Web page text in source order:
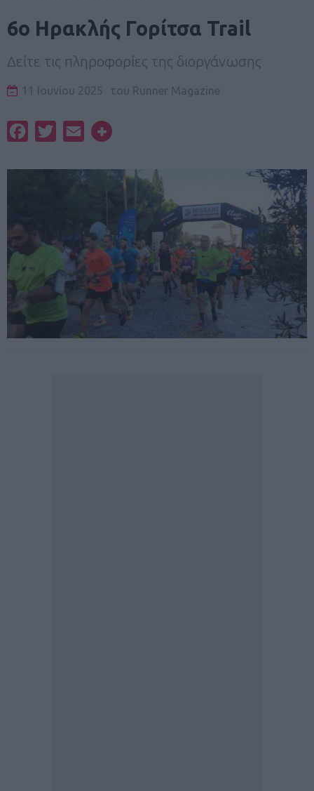
6ο Ηρακλής Γορίτσα Trail
Δείτε τις πληροφορίες της διοργάνωσης
11 Ιουνίου 2025 του Runner Magazine
FacebookTwitterEmail